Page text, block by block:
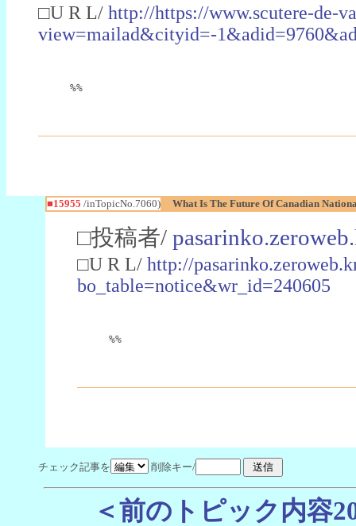
□U R L/ http://https://www.scutere-de-
view=mailad&cityid=-
%%
■15955 /inTopicNo.7060) What Is The Future Of Canadian
□投稿者/
□U R L/ http://
bo_table=notice&wr_id=240605
%%
チェック記事を 削除キー/
＜前のトピック内容